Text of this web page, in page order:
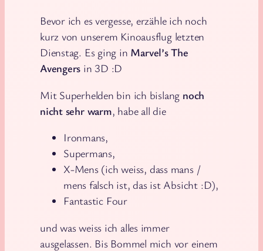
Bevor ich es vergesse, erzähle ich noch
kurz von unserem Kinoausflug letzten
Dienstag. Es ging in Marvel’s The
Avengers in 3D :D
Mit Superhelden bin ich bislang noch
nicht sehr warm, habe all die
Ironmans,
Supermans,
X-Mens (ich weiss, dass mans /
mens falsch ist, das ist Absicht :D),
Fantastic Four
und was weiss ich alles immer
ausgelassen. Bis Bommel mich vor einem